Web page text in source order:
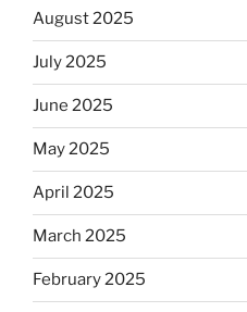
August 2025
July 2025
June 2025
May 2025
April 2025
March 2025
February 2025